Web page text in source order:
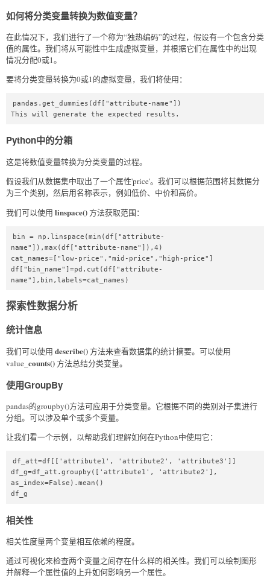
如何将分类变量转换为数值变量？
在此情况下，我们进行了一个称为“独热编码”的过程，假设有一个包含分类
值的属性。我们将从可能性中生成虚拟变量，并根据它们在属性中的出现
情况分配0或1。
要将分类变量转换为0或1的虚拟变量，我们将使用：
pandas.get_dummies(df["attribute-name"])
This will generate the expected results.
Python中的分箱
这是将数值变量转换为分类变量的过程。
假设我们从数据集中取出了一个属性'price'。我们可以根据范围将其数据分
为三个类别，然后用名称表示，例如低价、中价和高价。
我们可以使用 linspace() 方法获取范围：
bin = np.linspace(min(df["attribute-
name"]),max(df["attribute-name"]),4)
cat_names=["low-price","mid-price","high-price"]
df["bin_name"]=pd.cut(df["attribute-
name"],bin,labels=cat_names)
探索性数据分析
统计信息
我们可以使用 describe() 方法来查看数据集的统计摘要。可以使用
value _counts() 方法总结分类变量。
使用GroupBy
pandas的groupby()方法可应用于分类变量。它根据不同的类别对子集进行
分组。可以涉及单个或多个变量。
让我们看一个示例，以帮助我们理解如何在Python中使用它：
df_att=df[['attribute1', 'attribute2', 'attribute3']]
df_g=df_att.groupby(['attribute1', 'attribute2'],
as_index=False).mean()
df_g
相关性
相关性度量两个变量相互依赖的程度。
通过可视化来检查两个变量之间存在什么样的相关性。我们可以绘制图形
并解释一个属性值的上升如何影响另一个属性。